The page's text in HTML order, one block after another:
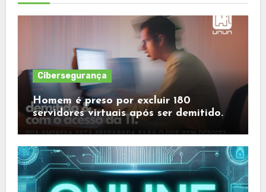
Cibersegurança
Homem é preso por excluir 180
servidores virtuais após ser demitido.